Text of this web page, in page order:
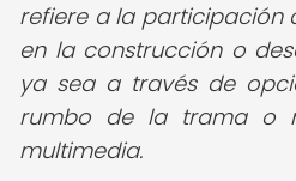
refiere a la participación
en la construcción o
ya sea a través de
rumbo de la trama o
multimedia.